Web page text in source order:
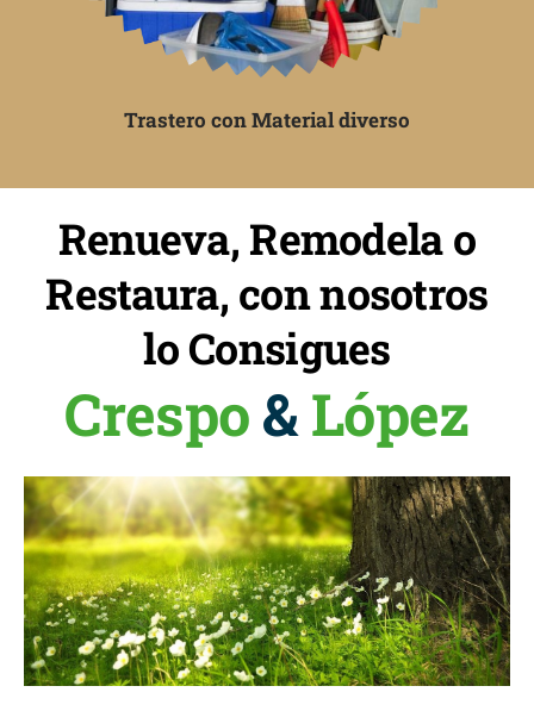
Trastero con Material diverso
Renueva, Remodela o
Restaura, con nosotros
lo Consigues
Crespo&López